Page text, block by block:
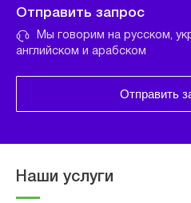
Отправить запрос
Мы говорим на русском,
английском и арабском
Отправить
Наши услуги